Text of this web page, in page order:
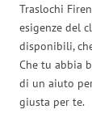
Traslochi
esigenze del
disponibili,
Che tu abbia
di un aiuto
giusta per te.